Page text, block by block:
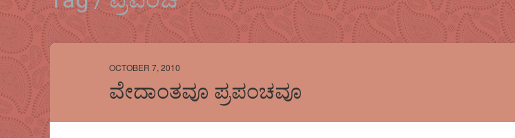
OCTOBER 7, 2010
ವೇದಾಂತವೂ ಪ್ರಪಂಚವೂ